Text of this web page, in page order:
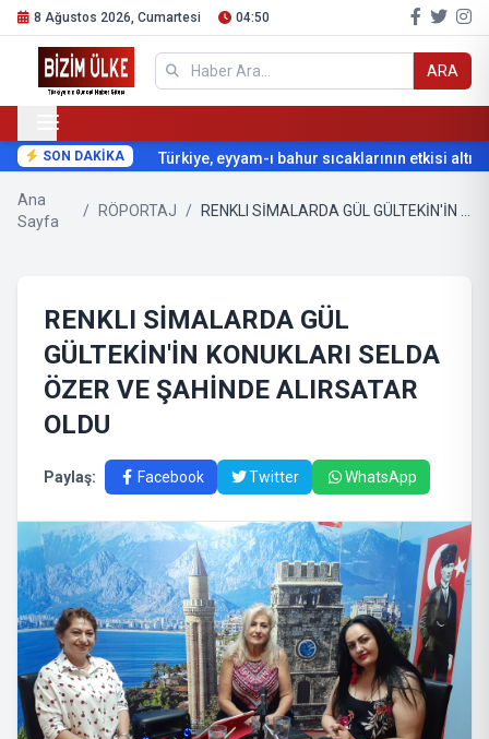
8 Ağustos 2026, Cumartesi 04:50
ARA
SON DAKİKA Türkiye, eyyam-ı bahur sıcaklarının etkisi altına
Ana
Sayfa
/ RÖPORTAJ /
RENKLI SİMALARDA GÜL
GÜLTEKİN'İN KONUKLARI SELDA
ÖZER VE ŞAHİNDE ALIRSATAR
OLDU
Paylaş: Facebook Twitter WhatsApp